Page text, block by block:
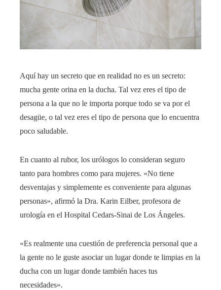
Aquí hay un secreto que en realidad no es un secreto:
mucha gente orina en la ducha. Tal vez eres el tipo de
persona a la que no le importa porque todo se va por el
desagüe, o tal vez eres el tipo de persona que lo encuentra
poco saludable.
En cuanto al rubor, los urólogos lo consideran seguro
tanto para hombres como para mujeres. «No tiene
desventajas y simplemente es conveniente para algunas
personas», afirmó la Dra. Karin Eilber, profesora de
urología en el Hospital Cedars-Sinai de Los Ángeles.
«Es realmente una cuestión de preferencia personal que a
la gente no le guste asociar un lugar donde te limpias en la
ducha con un lugar donde también haces tus
necesidades».